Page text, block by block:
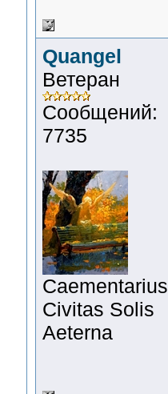
Quangel
Ветеран
Сообщений:
7735
Сaementarius
Civitas Solis
Aeterna